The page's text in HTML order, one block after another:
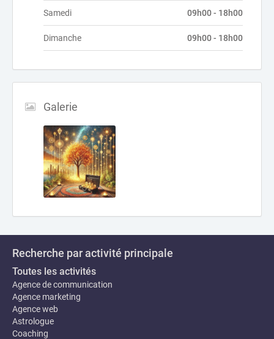
Samedi 09h00 - 18h00
Dimanche 09h00 - 18h00
Galerie
Recherche par activité principale
Toutes les activités
Agence de communication
Agence marketing
Agence web
Astrologue
Coaching